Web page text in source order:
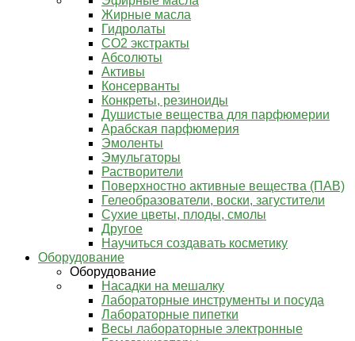
Жирные масла
Гидролаты
СО2 экстракты
Абсолюты
Активы
Консерванты
Конкреты, резиноиды
Душистые вещества для парфюмерии
Арабская парфюмерия
Эмоленты
Эмульгаторы
Растворители
Поверхностно активные вещества (ПАВ)
Гелеобразователи, воски, загустители
Сухие цветы, плоды, смолы
Другое
Научиться создавать косметику
Оборудование
Оборудование
Насадки на мешалку
Лабораторные инструменты и посуда
Лабораторные пипетки
Весы лабораторные электронные